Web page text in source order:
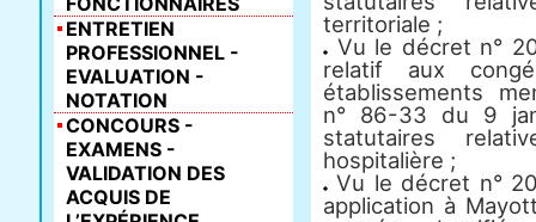
territoriale ;
Vu le décret n°
relatif aux
établissements
n° 86-33 du 9
statutaires
hospitalière ;
Vu le décret n°
application à
ENTRETIEN
PROFESSIONNEL -
EVALUATION -
NOTATION
CONCOURS -
EXAMENS -
VALIDATION DES
ACQUIS DE